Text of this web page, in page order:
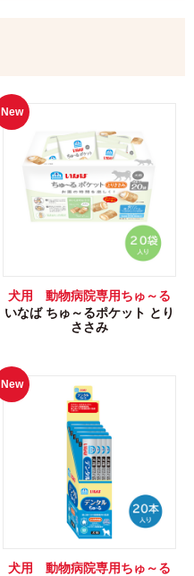
New
犬用 動物病院専用ちゅ～る
いなば ちゅ～るポケット とり
ささみ
New
犬用 動物病院専用ちゅ～る